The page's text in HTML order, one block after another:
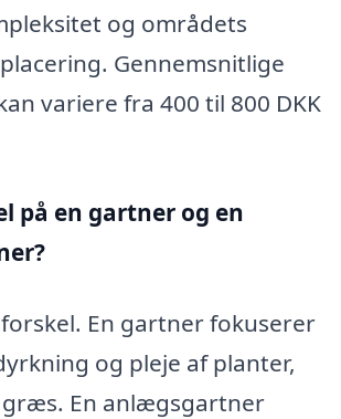
og områdets
Gennemsnitlige
variere fra 400 til 800 DKK
på en gartner og en
forskel. En gartner fokuserer
og pleje af planter,
En anlægsgartner